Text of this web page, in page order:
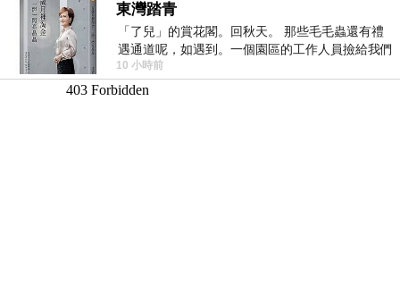
東灣踏青
「了兒」的賞花閣。回秋天。 那些毛毛蟲還有禮
遇通道呢，如遇到。一個園區的工作人員撿給我們
細賞。
10 小時前